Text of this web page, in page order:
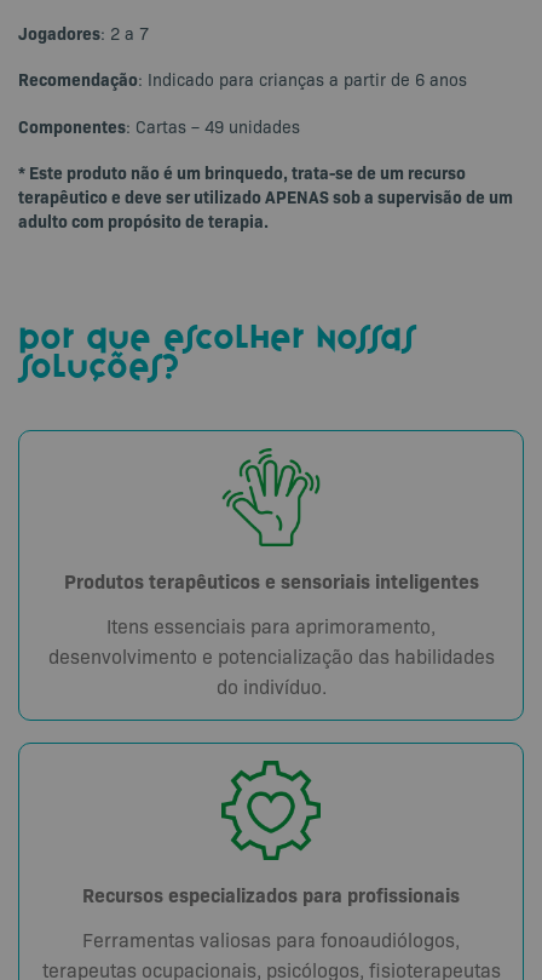
Jogadores: 2 a 7
Recomendação: Indicado para crianças a partir de 6 anos
Componentes: Cartas – 49 unidades
* Este produto não é um brinquedo, trata-se de um recurso
terapêutico e deve ser utilizado APENAS sob a supervisão de um
adulto com propósito de terapia.
por que escolher nossas
soluções?
Produtos terapêuticos e sensoriais inteligentes
Itens essenciais para aprimoramento,
desenvolvimento e potencialização das habilidades
do indivíduo.
Recursos especializados para profissionais
Ferramentas valiosas para fonoaudiólogos,
terapeutas ocupacionais, psicólogos, fisioterapeutas